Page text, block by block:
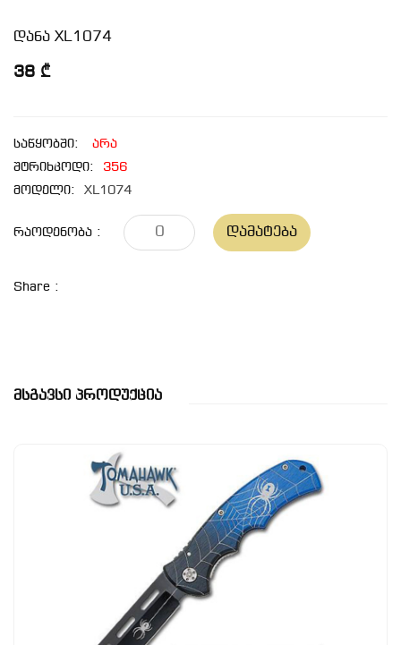
დანა XL1074
38 ₾
საწყობში:
არა
შტრიხკოდი:
356
მოდელი:
XL1074
Რაოდენობა : Დამატება
Share :
Მსგავსი Პროდუქცია